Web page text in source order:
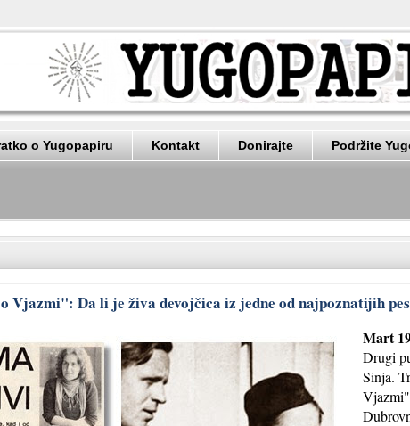
o Yugopapiru Kontakt Donirajte Podržite
Vjazmi": Da li je živa devojčica iz jedne od najpoznatijih
Mart
Drugi
Sinja.